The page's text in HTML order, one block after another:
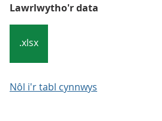
Lawrlwytho'r data
.xlsx
Nôl i'r tabl cynnwys